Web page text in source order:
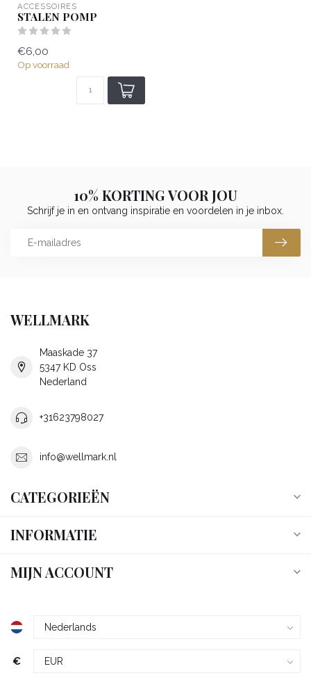
ACCESSOIRES
STALEN POMP
€6,00
Op voorraad
10% KORTING VOOR JOU
Schrijf je in en ontvang inspiratie en voordelen in je inbox.
WELLMARK
Maaskade 37
5347 KD Oss
Nederland
+31623798027
info@wellmark.nl
CATEGORIEËN
INFORMATIE
MIJN ACCOUNT
€